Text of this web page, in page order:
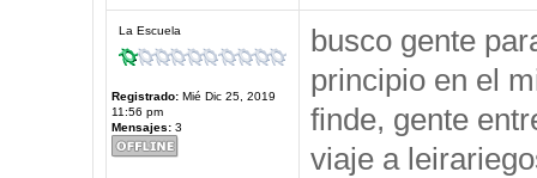
La Escuela
Registrado:Mié Dic 25, 2019
11:56 pm
Mensajes:3
busco gente
principio en el
finde, gente
viaje a